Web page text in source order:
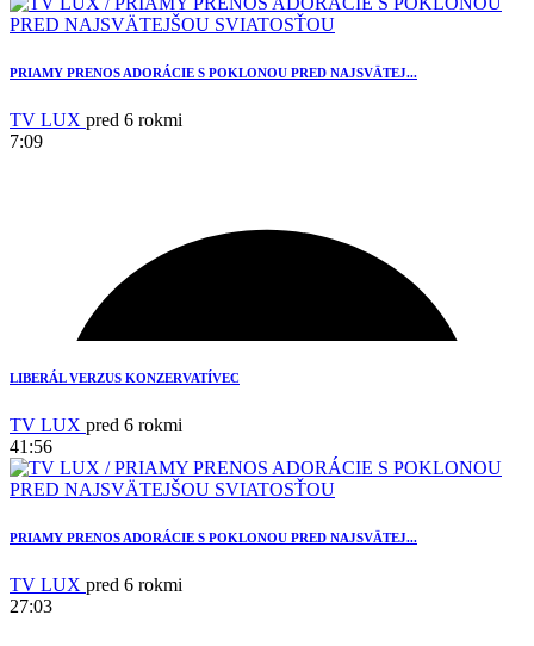
PRIAMY PRENOS ADORÁCIE S POKLONOU PRED NAJSVÄTEJ...
TV LUX pred 6 rokmi
7:09
LIBERÁL VERZUS KONZERVATÍVEC
TV LUX pred 6 rokmi
41:56
PRIAMY PRENOS ADORÁCIE S POKLONOU PRED NAJSVÄTEJ...
TV LUX pred 6 rokmi
27:03